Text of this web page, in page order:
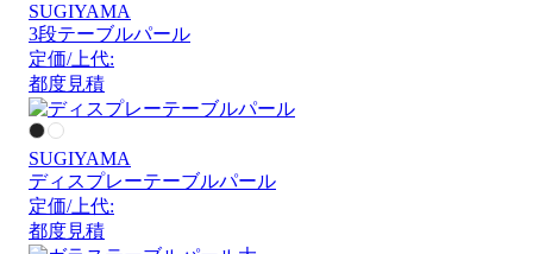
SUGIYAMA
3段テーブルパール
定価/上代:
都度見積
SUGIYAMA
ディスプレーテーブルパール
定価/上代:
都度見積